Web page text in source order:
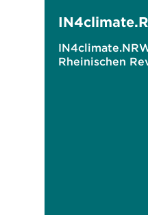
Rheinischen